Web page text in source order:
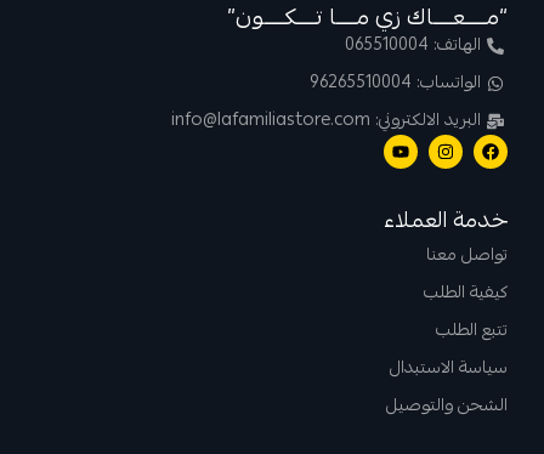
“مــــعــــاك زي مــــا تــــكــــون”
الهاتف: 065510004
الواتساب: 96265510004
البريد الالكتروني: info@lafamiliastore.com
خدمة العملاء
تواصل معنا
كيفية الطلب
تتبع الطلب
سياسة الاستبدال
الشحن والتوصيل